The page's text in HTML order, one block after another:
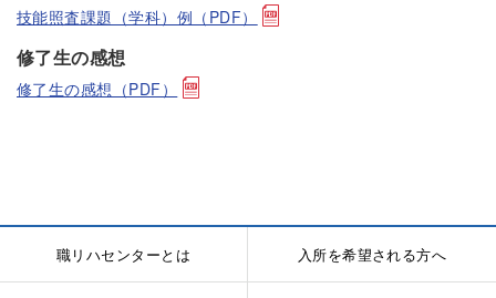
技能照査課題（学科）例（PDF）
修了生の感想
修了生の感想（PDF）
職リハセンターとは 入所を希望される方へ